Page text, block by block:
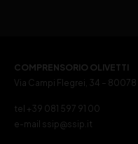
COMPRENSORIO OLIVETTI
Via Campi Flegrei, 34 –
tel +39 081 597 91 00
e-mail ssip@ssip.it